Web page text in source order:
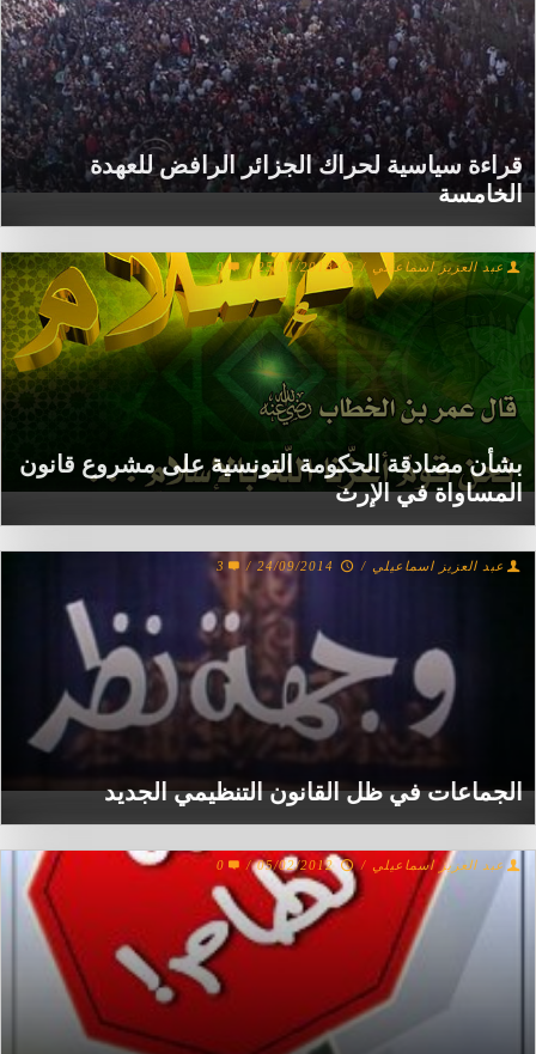
قراءة سياسية لحراك الجزائر الرافض للعهدة
الخامسة
بشأن مصادقة الحكومة التونسية على مشروع قانون
المساواة في الإرث
عبد العزيز اسماعيلي /
25/11/2018
/
0
الجماعات في ظل القانون التنظيمي الجديد
عبد العزيز اسماعيلي /
24/09/2014
/
3
عبد العزيز اسماعيلي /
05/02/2012
/
0